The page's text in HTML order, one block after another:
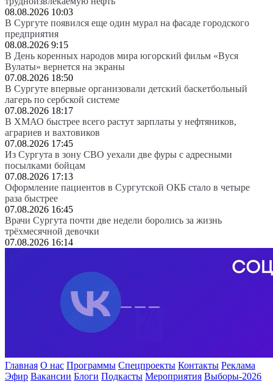
08.08.2026 10:03
В Сургуте появился еще один мурал на фасаде городского
предприятия
08.08.2026 9:15
В День коренных народов мира югорский фильм «Вуся
Вулаты» вернется на экраны
07.08.2026 18:50
В Сургуте впервые организовали детский баскетбольный
лагерь по сербской системе
07.08.2026 18:17
В ХМАО быстрее всего растут зарплаты у нефтяников,
аграриев и вахтовиков
07.08.2026 17:45
Из Сургута в зону СВО уехали две фуры с адресными
посылками бойцам
07.08.2026 17:13
Оформление пациентов в Сургутской ОКБ стало в четыре
раза быстрее
07.08.2026 16:45
Врачи Сургута почти две недели боролись за жизнь
трёхмесячной девочки
07.08.2026 16:14
Главная О нас Программы Спецпроекты Контакты Реклама
Эфир Вакансии Блоги Подкасты Мероприятия Выборы-2026